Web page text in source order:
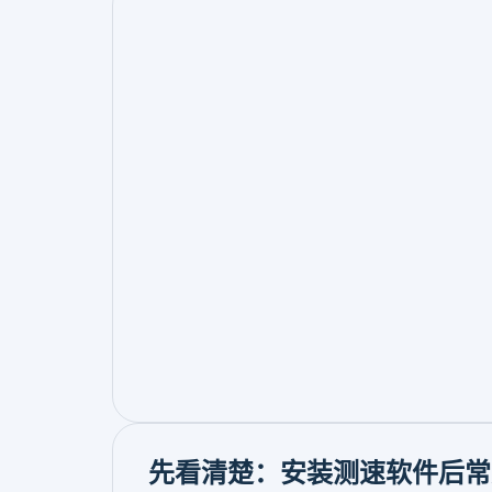
先看清楚：安装测速软件后